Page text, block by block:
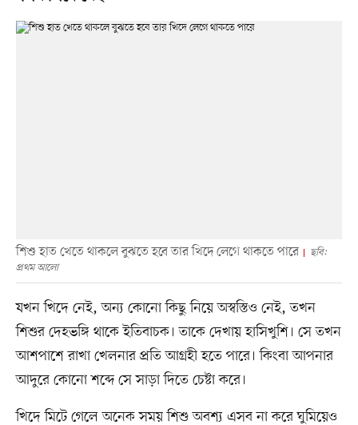
শিশু হাত খেতে থাকলে বুঝতে হবে তার খিদে লেগে থাকতে পারে
ছবি:
প্রথম আলো
যখন খিদে নেই, অন্য কোনো কিছু নিয়ে অস্বস্তিও নেই, তখন
শিশুর দেহভঙ্গি থাকে ইতিবাচক। তাকে দেখায় হাসিখুশি। সে তখন
আশপাশে রাখা খেলনার প্রতি আগ্রহী হতে পারে। কিংবা আপনার
আদুরে কোনো শব্দে সে সাড়া দিতে চেষ্টা করে।
খিদে মিটে গেলে অনেক সময় শিশু অবশ্য এসব না করে ঘুমিয়েও